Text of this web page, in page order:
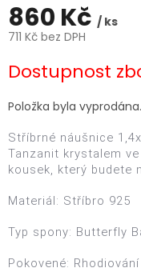
860 Kč / ks
711 Kč bez DPH
cena:
Dostupnost
Položka byla
Stříbrné náušnice
Tanzanit krystalem
kousek, který budete
Materiál: Stříbro 925
Typ spony: Butterfly
Pokovené: Rhodiování